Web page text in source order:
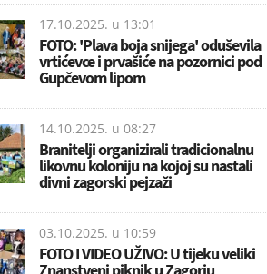
17.10.2025. u 13:01
FOTO: 'Plava boja snijega' oduševila
vrtićevce i prvašiće na pozornici pod
Gupčevom lipom
14.10.2025. u 08:27
Branitelji organizirali tradicionalnu
likovnu koloniju na kojoj su nastali
divni zagorski pejzaži
03.10.2025. u 10:59
FOTO I VIDEO UŽIVO: U tijeku veliki